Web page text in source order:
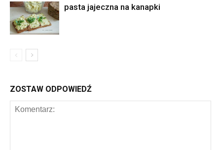
pasta jajeczna na kanapki
ZOSTAW ODPOWIEDŹ